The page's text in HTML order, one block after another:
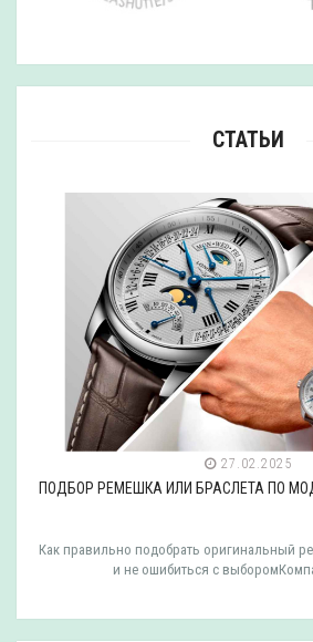
СТАТЬИ
27.02.2025
ПОДБОР РЕМЕШКА ИЛИ БРАСЛЕТА ПО
Как правильно подобрать оригинальный
и не ошибиться с